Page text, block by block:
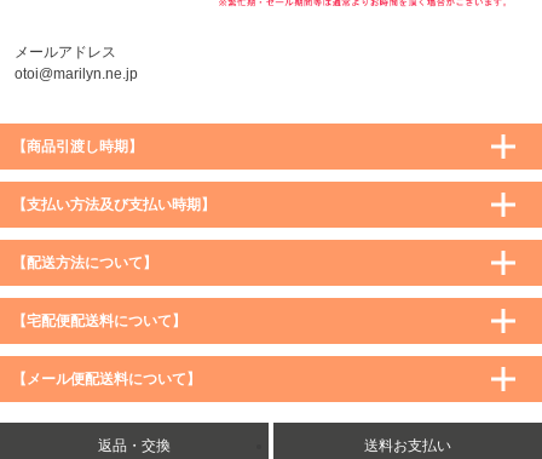
メールアドレス
otoi@marilyn.ne.jp
【商品引渡し時期】
【支払い方法及び支払い時期】
【配送方法について】
【宅配便配送料について】
購入価格 ／ 地域 通常 沖縄・離島など一部地域
5,900円（税込）未満
590円（税込）
【メール便配送料について】
返品・交換 送料お支払い